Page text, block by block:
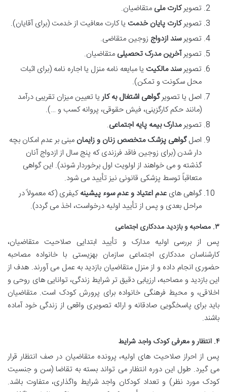
تصویرکارت ملی متقاضیان.
تصویرکارت پایان خدمت یا کارت معافیت از خدمت (برای آقایان).
تصویرسند ازدواج زوجین متقاضی.
تصویرآخرین مدرک تحصیلی متقاضیان.
تصویرسند مالکیت یا مبایعه نامه منزل یا اجاره نامه (برای اثبات
محل سکونت و تمکن).
اصل یا تصویرگواهی اشتغال به کار یا تعیین میزان تقریبی درآمد
(مانند حکم کارگزینی، فیش حقوقی، پروانه کسب و …).
تصویرمدارک بیمه پایه اجتماعی.
اصلگواهی پزشک متخصص زنان و زایمان مبنی بر عدم امکان بچه
دار شدن (برای زوجین فاقد فرزندی که پنج سال از ازدواج آنان
گذشته و می خواهند از اولویت اول برخوردار شوند). این گواهی
متعاقباً توسط پزشکی قانونی نیز تأیید می شود.
گواهی های عدم اعتیاد و عدم سوء پیشینهکیفری (که معمولاً در
مراحل بعدی و پس از تأیید اولیه درخواست، اخذ می گردد).
۳. مصاحبه و بازدید مددکاری اجتماعی
پس از بررسی اولیه مدارک و تأیید ابتدایی صلاحیت متقاضیان،
کارشناسان مددکاری اجتماعی سازمان بهزیستی با خانواده مصاحبه
حضوری انجام داده و از منزل متقاضیان بازدید به عمل می آورند. هدف از
این بازدید و مصاحبه، ارزیابی دقیق تر شرایط زندگی، توانایی های روحی و
اخلاقی، و محیط فرهنگی خانواده برای پرورش کودک است. متقاضیان
باید برای پاسخگویی صادقانه و ارائه تصویری واقعی از زندگی خود آماده
باشند.
۴. انتظار و معرفی کودک واجد شرایط
پس از احراز صلاحیت های اولیه، پرونده متقاضیان در صف انتظار قرار
می گیرد. طول این دوره انتظار می تواند بسته به تقاضا (سن و جنسیت
کودک مورد نظر) و تعداد کودکان واجد شرایط واگذاری، متفاوت باشد.